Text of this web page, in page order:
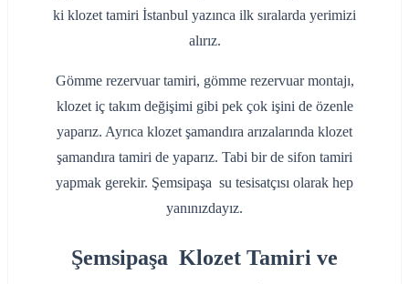
ki klozet tamiri İstanbul yazınca ilk sıralarda yerimizi
alırız.
Gömme rezervuar tamiri, gömme rezervuar montajı,
klozet iç takım değişimi gibi pek çok işini de özenle
yaparız. Ayrıca klozet şamandıra arızalarında klozet
şamandıra tamiri de yaparız. Tabi bir de sifon tamiri
yapmak gerekir. Şemsipaşa su tesisatçısı olarak hep
yanınızdayız.
Şemsipaşa Klozet Tamiri ve